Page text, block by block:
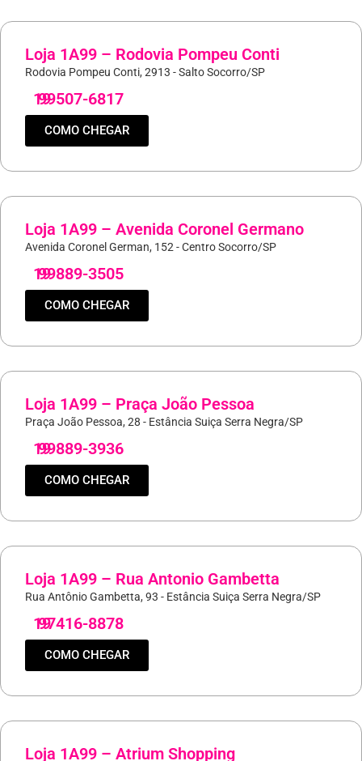
Loja 1A99 – Rodovia Pompeu Conti
Rodovia Pompeu Conti, 2913 - Salto Socorro/SP
19
99507-6817
COMO CHEGAR
Loja 1A99 – Avenida Coronel Germano
Avenida Coronel German, 152 - Centro Socorro/SP
19
99889-3505
COMO CHEGAR
Loja 1A99 – Praça João Pessoa
Praça João Pessoa, 28 - Estância Suiça Serra Negra/SP
19
99889-3936
COMO CHEGAR
Loja 1A99 – Rua Antonio Gambetta
Rua Antônio Gambetta, 93 - Estância Suiça Serra Negra/SP
19
97416-8878
COMO CHEGAR
Loja 1A99 – Atrium Shopping